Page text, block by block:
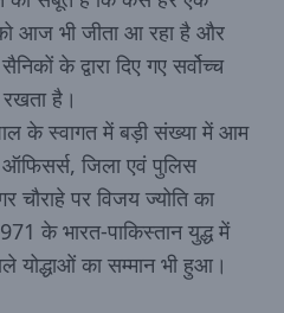
आज भी जीता आ रहा है और
के द्वारा दिए गए सर्वोच्च
रखता है।
के स्वागत में बड़ी संख्या में आम
ऑफिसर्स, जिला एवं पुलिस
चौराहे पर विजय ज्योति का
के भारत-पाकिस्तान युद्ध में
योद्धाओं का सम्मान भी हुआ।